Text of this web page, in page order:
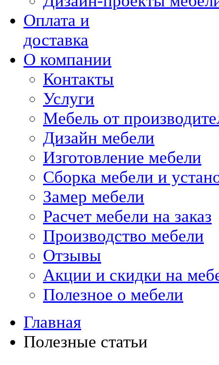
Оплата и
доставка
О компании
Контакты
Услуги
Мебель от
Дизайн мебели
Изготовление мебели
Сборка мебели и
Замер мебели
Расчет мебели на заказ
Производство мебели
Отзывы
Акции и скидки на
Полезное о мебели
Главная
Полезные статьи